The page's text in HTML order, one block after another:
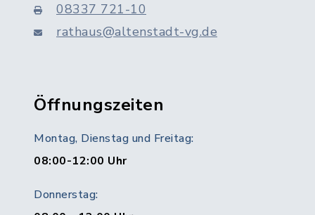
08337 721-10
rathaus@altenstadt-vg.de
Öffnungszeiten
Montag, Dienstag und Freitag:
08:00-12:00 Uhr
Donnerstag: